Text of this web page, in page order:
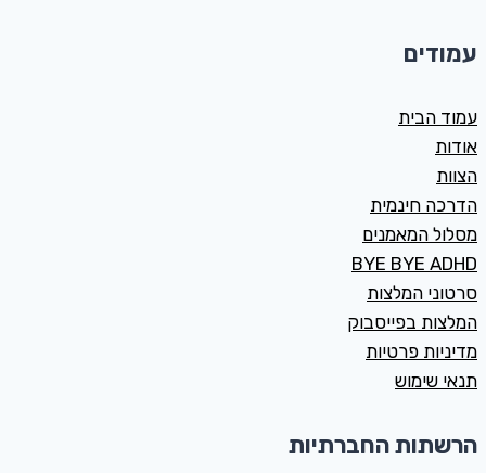
עמודים
עמוד הבית
אודות
הצוות
הדרכה חינמית
מסלול המאמנים
BYE BYE ADHD
סרטוני המלצות
המלצות בפייסבוק
מדיניות פרטיות
תנאי שימוש
הרשתות החברתיות